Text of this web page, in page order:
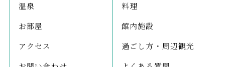
温泉
料理
お部屋
館内施設
アクセス
過ごし方・周辺観光